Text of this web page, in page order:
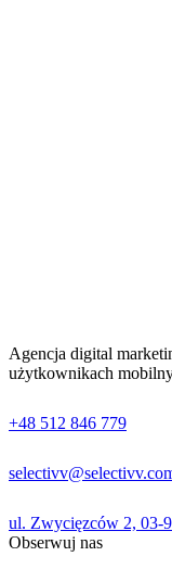
Agencja digital
użytkownikach
+48 512 846 779
ul. Zwycięzców 2, 03-
Obserwuj nas